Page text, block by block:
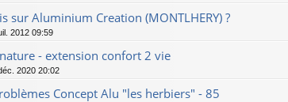
sur Aluminium Creation (MONTLHERY) ?
2012 09:59
- extension confort 2 vie
2020 20:02
Concept Alu "les herbiers" - 85